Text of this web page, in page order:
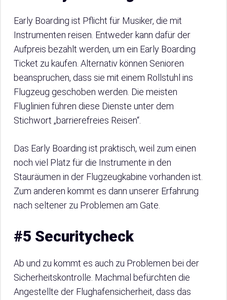
Early Boarding ist Pflicht für Musiker, die mit
Instrumenten reisen. Entweder kann dafür der
Aufpreis bezahlt werden, um ein Early Boarding
Ticket zu kaufen. Alternativ können Senioren
beanspruchen, dass sie mit einem Rollstuhl ins
Flugzeug geschoben werden. Die meisten
Fluglinien führen diese Dienste unter dem
Stichwort „barrierefreies Reisen“.
Das Early Boarding ist praktisch, weil zum einen
noch viel Platz für die Instrumente in den
Stauräumen in der Flugzeugkabine vorhanden ist.
Zum anderen kommt es dann unserer Erfahrung
nach seltener zu Problemen am Gate.
#5 Securitycheck
Ab und zu kommt es auch zu Problemen bei der
Sicherheitskontrolle. Machmal befürchten die
Angestellte der Flughafensicherheit, dass das